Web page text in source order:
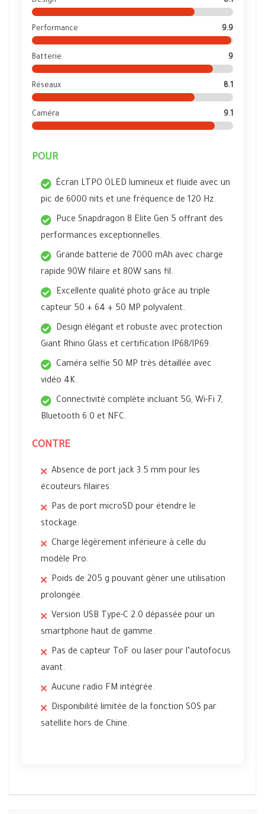
Performance 9.9
Batterie 9
Réseaux 8.1
Caméra 9.1
POUR
Écran LTPO OLED lumineux et fluide avec un
pic de 6000 nits et une fréquence de 120 Hz.
Puce Snapdragon 8 Elite Gen 5 offrant des
performances exceptionnelles.
Grande batterie de 7000 mAh avec charge
rapide 90W filaire et 80W sans fil.
Excellente qualité photo grâce au triple
capteur 50 + 64 + 50 MP polyvalent.
Design élégant et robuste avec protection
Giant Rhino Glass et certification IP68/IP69.
Caméra selfie 50 MP très détaillée avec
vidéo 4K.
Connectivité complète incluant 5G, Wi-Fi 7,
Bluetooth 6.0 et NFC.
CONTRE
Absence de port jack 3.5 mm pour les
écouteurs filaires.
Pas de port microSD pour étendre le
stockage.
Charge légèrement inférieure à celle du
modèle Pro.
Poids de 205 g pouvant gêner une utilisation
prolongée.
Version USB Type-C 2.0 dépassée pour un
smartphone haut de gamme.
Pas de capteur ToF ou laser pour l’autofocus
avant.
Aucune radio FM intégrée.
Disponibilité limitée de la fonction SOS par
satellite hors de Chine.